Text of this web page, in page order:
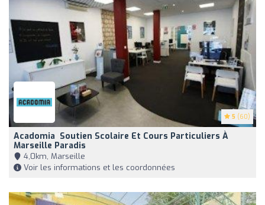
5 (60)
Acadomia ‍ Soutien Scolaire Et Cours Particuliers À
Marseille Paradis
4,0km, Marseille
Voir les informations et les coordonnées